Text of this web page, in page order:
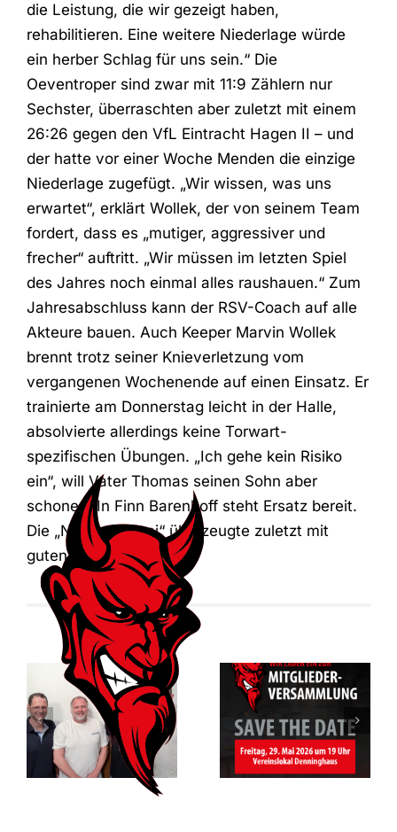
die Leistung, die wir gezeigt haben,
rehabilitieren. Eine weitere Niederlage würde
ein herber Schlag für uns sein.“ Die
Oeventroper sind zwar mit 11:9 Zählern nur
Sechster, überraschten aber zuletzt mit einem
26:26 gegen den VfL Eintracht Hagen II – und
der hatte vor einer Woche Menden die einzige
Niederlage zugefügt. „Wir wissen, was uns
erwartet“, erklärt Wollek, der von seinem Team
fordert, dass es „mutiger, aggressiver und
frecher“ auftritt. „Wir müssen im letzten Spiel
des Jahres noch einmal alles raushauen.“ Zum
Jahresabschluss kann der RSV-Coach auf alle
Akteure bauen. Auch Keeper Marvin Wollek
brennt trotz seiner Knieverletzung vom
vergangenen Wochenende auf einen Einsatz. Er
trainierte am Donnerstag leicht in der Halle,
absolvierte allerdings keine Torwart-
spezifischen Übungen. „Ich gehe kein Risiko
ein“, will Vater Thomas seinen Sohn aber
schonen. In Finn Barenhoff steht Ersatz bereit.
Die „Nummer zwei“ überzeugte zuletzt mit
guten Leistungen.
Vorfreude auf
das Jubiläum
des RSV
Altenbögge-
Bönen 1951
e.V.